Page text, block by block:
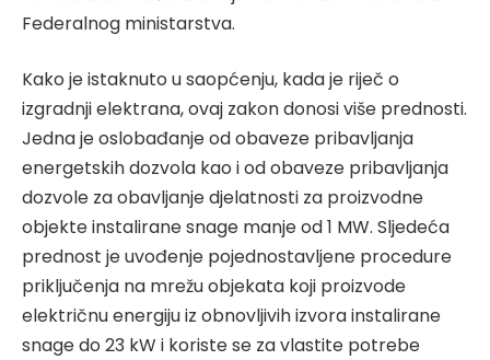
Federalnog ministarstva.
Kako je istaknuto u saopćenju, kada je riječ o
izgradnji elektrana, ovaj zakon donosi više prednosti.
Jedna je oslobađanje od obaveze pribavljanja
energetskih dozvola kao i od obaveze pribavljanja
dozvole za obavljanje djelatnosti za proizvodne
objekte instalirane snage manje od 1 MW. Sljedeća
prednost je uvođenje pojednostavljene procedure
priključenja na mrežu objekata koji proizvode
električnu energiju iz obnovljivih izvora instalirane
snage do 23 kW i koriste se za vlastite potrebe